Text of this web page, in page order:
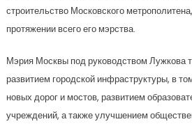
строительство Московского
протяжении всего его мэрства.
Мэрия Москвы под руководством Лужкова
развитием городской инфраструктуры, в
новых дорог и мостов, развитием
учреждений, а также улучшением